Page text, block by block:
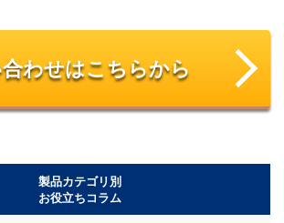
わせはこちらから
製品カテゴリ別
お役立ちコラム